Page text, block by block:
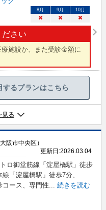
ださい
施設か、また受診金額に
8月 9月 10月
× × ×
るプランはこちら
見る
阪市中央区）
更新日:2026.03.04
ロ御堂筋線「淀屋橋駅」徒歩
線「淀屋橋駅」徒歩7分、
コース、専門性... 続きを読む